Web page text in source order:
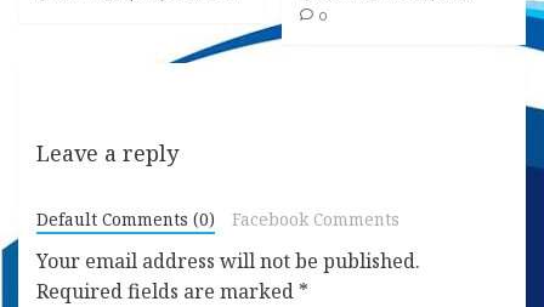
0
Leave a reply
Default Comments (0) Facebook Comments
Your email address will not be published.
Required fields are marked *